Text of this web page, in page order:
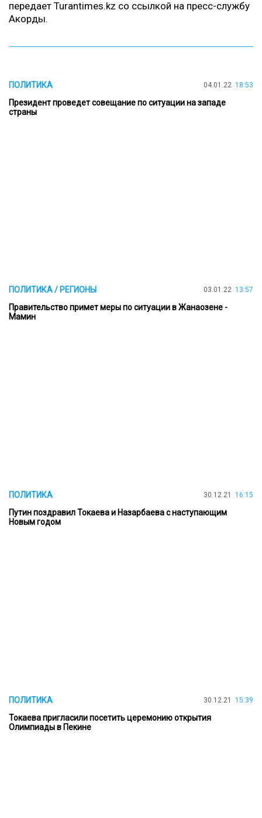
передает Turantimes.kz со ссылкой на пресс-службу
Акорды.
ПОЛИТИКА 04.01.22 18:53
Президент проведет совещание по ситуации на западе
страны
ПОЛИТИКА / РЕГИОНЫ 03.01.22 13:57
Правительство примет меры по ситуации в Жанаозене -
Мамин
ПОЛИТИКА 30.12.21 16:15
Путин поздравил Токаева и Назарбаева с наступающим
Новым годом
ПОЛИТИКА 30.12.21 15:39
Токаева пригласили посетить церемонию открытия
Олимпиады в Пекине